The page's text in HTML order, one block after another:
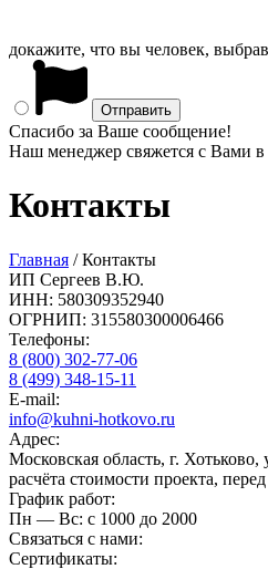
докажите, что вы человек, выбрав
Спасибо за Ваше сообщение!
Наш менеджер свяжется с Вами
Контакты
Главная /Контакты
ИП Сергеев В.Ю.
ИНН: 580309352940
ОГРНИП: 315580300006466
Телефоны:
8 (800) 302-77-06
8 (499) 348-15-11
E-mail:
info@kuhni-hotkovo.ru
Адрес:
Московская область, г.
расчёта стоимости проекта,
График работ:
Пн — Вс: с 1000 до 2000
Связаться с нами:
Сертификаты: